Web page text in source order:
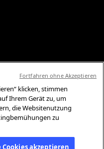
klicken, stimmen
Ihrem Gerät zu, um
die Websitenutzung
zu
Cookies akzeptieren
Fortfahren ohne Akzeptieren